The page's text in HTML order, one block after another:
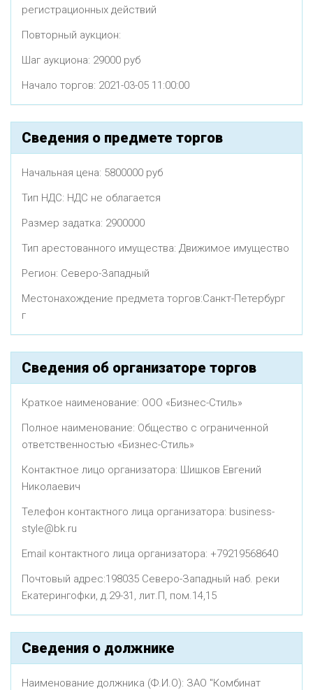
регистрационных действий
Повторный аукцион:
Шаг аукциона: 29000 руб
Начало торгов: 2021-03-05 11:00:00
Сведения о предмете торгов
Начальная цена: 5800000 руб
Тип НДС: НДС не облагается
Размер задатка: 2900000
Тип арестованного имущества: Движимое имущество
Регион: Северо-Западный
Местонахождение предмета торгов:Санкт-Петербург
г
Сведения об организаторе торгов
Краткое наименование: ООО «Бизнес-Стиль»
Полное наименование: Общество с ограниченной
ответственностью «Бизнес-Стиль»
Контактное лицо организатора: Шишков Евгений
Николаевич
Телефон контактного лица организатора: business-
style@bk.ru
Email контактного лица организатора: +79219568640
Почтовый адрес:198035 Северо-Западный наб. реки
Екатерингофки, д.29-31, лит.П, пом.14,15
Сведения о должнике
Наименование должника (Ф.И.О): ЗАО "Комбинат